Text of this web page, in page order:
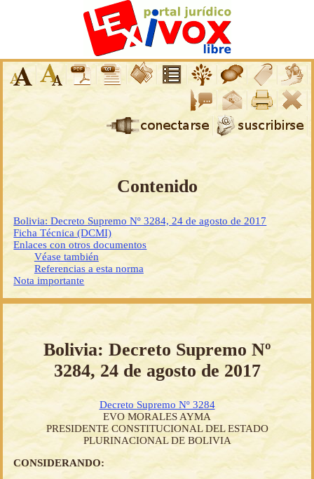
Contenido
Bolivia: Decreto Supremo Nº 3284, 24 de agosto de 2017
Ficha Técnica (DCMI)
Enlaces con otros documentos
Véase también
Referencias a esta norma
Nota importante
Bolivia: Decreto Supremo Nº
3284, 24 de agosto de 2017
Decreto Supremo Nº 3284
EVO MORALES AYMA
PRESIDENTE CONSTITUCIONAL DEL ESTADO
PLURINACIONAL DE BOLIVIA
CONSIDERANDO: